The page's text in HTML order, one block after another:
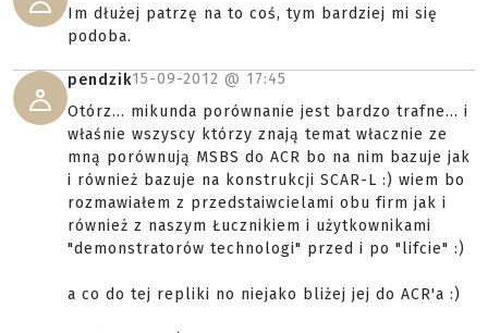
Im dłużej patrzę na to coś, tym bardziej mi się
podoba.
pendzik15-09-2012 @ 17:45
Otórz... mikunda porównanie jest bardzo trafne... i
właśnie wszyscy którzy znają temat włacznie ze
mną porównują MSBS do ACR bo na nim bazuje jak
i również bazuje na konstrukcji SCAR-L :) wiem bo
rozmawiałem z przedstaiwcielami obu firm jak i
również z naszym Łucznikiem i użytkownikami
"demonstratorów technologi" przed i po "lifcie" :)
a co do tej repliki no niejako bliżej jej do ACR'a :)